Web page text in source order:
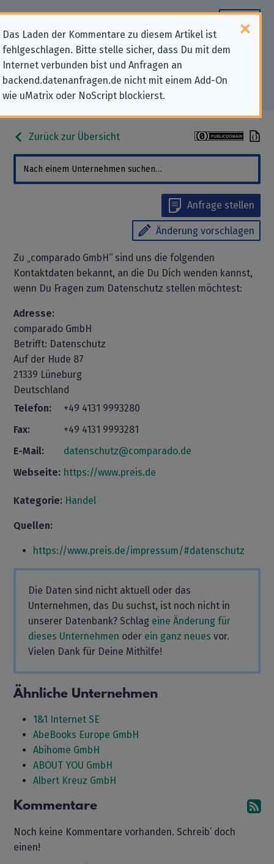
Das Laden der Kommentare zu diesem Artikel ist
fehlgeschlagen. Bitte stelle sicher, dass Du mit dem
Internet verbunden bist und Anfragen an
backend.datenanfragen.de nicht mit einem Add-On
wie uMatrix oder NoScript blockierst.
Datenschutz-Kontaktdaten für
„comparado GmbH“
Zurück zur Übersicht
Anfrage stellen
Änderung vorschlagen
Zu „comparado GmbH“ sind uns die folgenden
Kontaktdaten bekannt, an die Du Dich wenden kannst,
wenn Du Fragen zum Datenschutz stellen möchtest:
Adresse:
comparado GmbH
Betrifft: Datenschutz
Auf der Hude 87
21339 Lüneburg
Deutschland
Telefon:
+49 4131 9993280
Fax:
+49 4131 9993281
E-Mail:
datenschutz@comparado.de
Webseite: https://www.preis.de
Kategorie: Handel
Quellen:
https://www.preis.de/impressum/#datenschutz
Die Daten sind nicht aktuell oder das
Unternehmen, das Du suchst, ist noch nicht in
unserer Datenbank? Schlag eine Änderung für
dieses Unternehmen oder ein ganz neues vor.
Vielen Dank für Deine Mithilfe!
Ähnliche Unternehmen
1&1 Internet SE
AbeBooks Europe GmbH
Abihome GmbH
ABOUT YOU GmbH
Albert Kreuz GmbH
Kommentare
Noch keine Kommentare vorhanden. Schreib’ doch
einen!